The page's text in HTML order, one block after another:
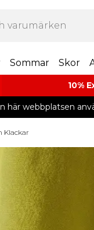
Sommar Skor
10%
här webbplatsen
Klackar